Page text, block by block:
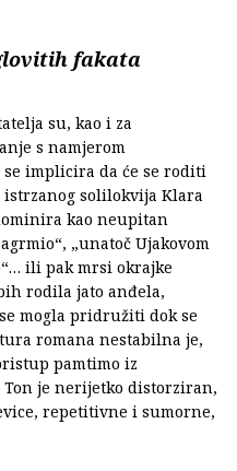
fakata
su, kao i za
s namjerom
implicira da će se roditi
solilokvija Klara
kao neupitan
„unatoč Ujakovom
ili pak mrsi okrajke
rodila jato anđela,
mogla pridružiti dok se
romana nestabilna je,
pamtimo iz
je nerijetko distorziran,
repetitivne i sumorne,